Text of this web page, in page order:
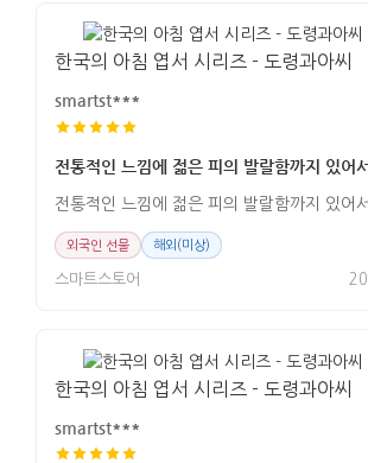
한국의 아침 엽서 시리즈 - 도령과아씨
smartst***
전통적인 느낌에 젊은 피의 발랄함까지 있어
전통적인 느낌에 젊은 피의 발랄함까지 있어
외국인 선물 해외(미상)
스마트스토어
한국의 아침 엽서 시리즈 - 도령과아씨
smartst***